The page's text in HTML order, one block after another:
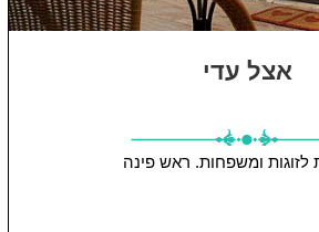
אצל עדי
לזוגות ומשפחות. ראש פינה